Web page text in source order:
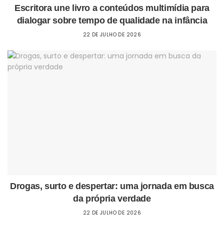
Escritora une livro a conteúdos multimídia para
dialogar sobre tempo de qualidade na infância
22 DE JULHO DE 2026
Drogas, surto e despertar: uma jornada em busca
da própria verdade
22 DE JULHO DE 2026